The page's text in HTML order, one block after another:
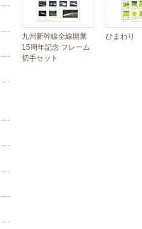
九州新幹線全線開業
15周年記念 フレーム
切手セット
ひまわり